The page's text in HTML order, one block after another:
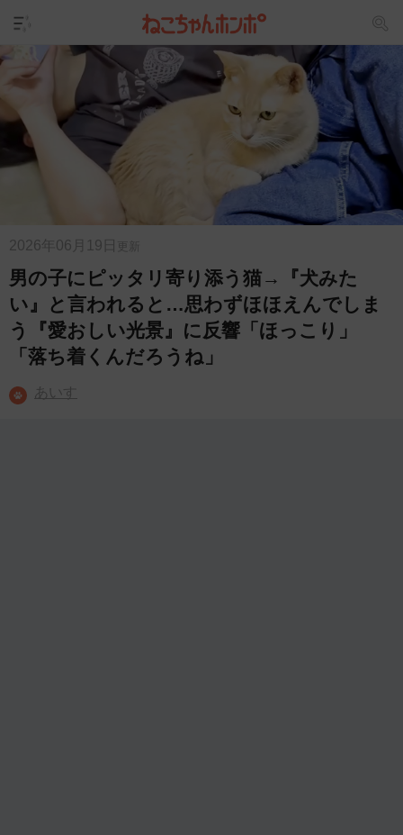
2026年06月19日 更新
男の子にピッタリ寄り添う猫→『犬みた
い』と言われると…思わずほほえんでしま
う『愛おしい光景』に反響「ほっこり」
「落ち着くんだろうね」
あいす